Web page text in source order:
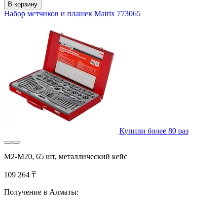
В корзину
Набор метчиков и плашек Matrix 773065
Купили более 80 раз
М2-М20, 65 шт, металлический кейс
109 264 ₸
Получение в Алматы: